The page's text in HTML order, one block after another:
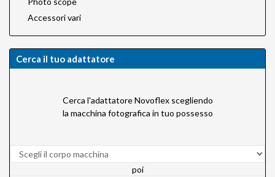
Accessori vari
Cerca il tuo adattatore
Cerca l'adattatore Novoflex scegliendo
la macchina fotografica in tuo possesso
poi